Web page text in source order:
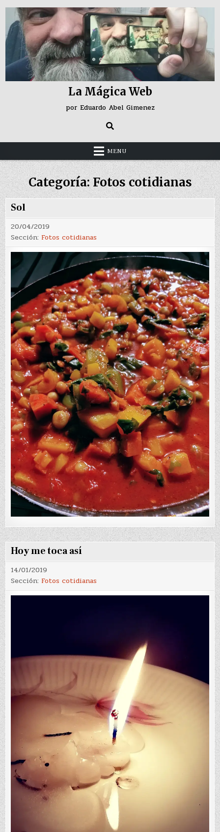
Skip
content
La Mágica Web
por Eduardo Abel Gimenez
MENU
Categoría:Fotos cotidianas
Sol
20/04/2019
Sección: Fotos cotidianas
Hoy me toca así
14/01/2019
Sección: Fotos cotidianas